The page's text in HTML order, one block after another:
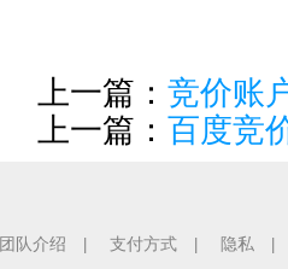
上一篇： 竞价账
上一篇： 百度竞
团队介绍 支付方式 隐私